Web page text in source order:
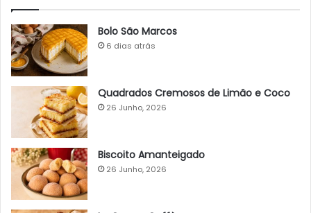
Bolo São Marcos
6 dias atrás
Quadrados Cremosos de Limão e Coco
26 Junho, 2026
Biscoito Amanteigado
26 Junho, 2026